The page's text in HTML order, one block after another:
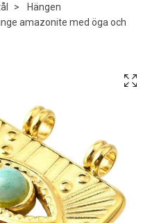
Hängen
amazonite med öga och